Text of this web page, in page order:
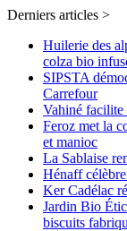
Derniers articles >
Huilerie des
colza bio
SIPSTA
Carrefour
Vahiné facilite
Feroz met la
et manioc
La Sablaise
Hénaff
Ker Cadélac
Jardin Bio
biscuits